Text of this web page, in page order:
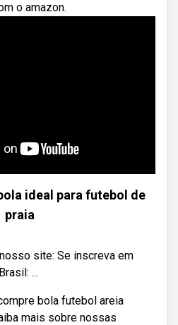
o amazon.
ideal para futebol de
praia
site: Se inscreva em
...
bola futebol areia
mais sobre nossas